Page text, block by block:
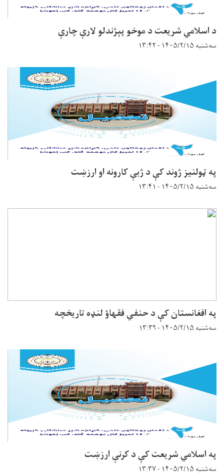
د اسلامي شريعت د موخو پېژندلو لارې چارې
سه‌شنبه ۱۴۰۵/۲/۱۵ - ۱۳:۴۲
په ټولنيز ژوند کې د ژبې کارونه او ارزښت
سه‌شنبه ۱۴۰۵/۲/۱۵ - ۱۳:۴۱
په افغانستان کې د حنفي فقهاؤ لنډه تاریخچه
سه‌شنبه ۱۴۰۵/۲/۱۵ - ۱۳:۳۹
په اسلامي شريعت کې د کرنې ارزښت
سه‌شنبه ۱۴۰۵/۲/۱۵ - ۱۳:۳۷